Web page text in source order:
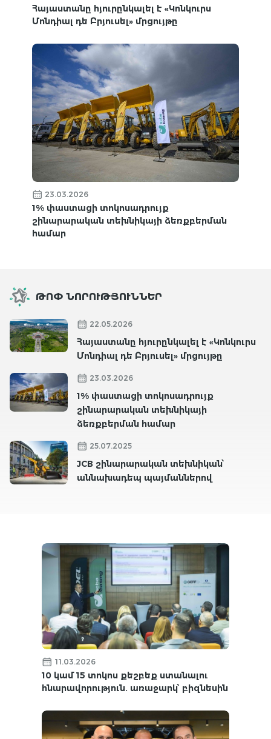
Հայաստանը հյուրընկալել է «Կոնկուրս
Մոնդիալ դե Բրյուսել» մրցույթը
23.03.2026
1% փաստացի տոկոսադրույք
շինարարական տեխնիկայի ձեռքբերման
համար
ԹՈՓ ՆՈՐՈՒԹՅՈՒՆՆԵՐ
22.05.2026
Հայաստանը հյուրընկալել է «Կոնկուրս
Մոնդիալ դե Բրյուսել» մրցույթը
23.03.2026
1% փաստացի տոկոսադրույք
շինարարական տեխնիկայի
ձեռքբերման համար
25.07.2025
JCB շինարարական տեխնիկան՝
աննախադեպ պայմաններով
11.03.2026
10 կամ 15 տոկոս քեշբեք ստանալու
հնարավորություն. առաջարկ՝ բիզնեսին